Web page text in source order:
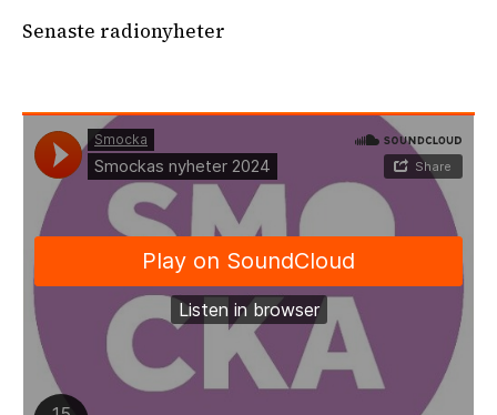
Senaste radionyheter